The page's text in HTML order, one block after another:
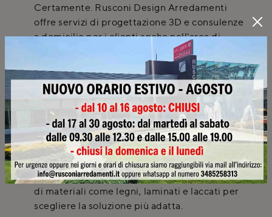
Certamente. Rusconi Design Arredamenti
offre servizi di progettazione 3D e consulenze
a domicilio per i clienti anche nell'area di
Como. Possono aiutarti a definire la divisione
interna con ripiani, cassetti e accessori.
Quali materiali possono essere scelti per le
ante di un armadio con 'Cornice Battente' del
marchio Pianca?
Sebbene i dettagli specifici dei materiali non
siano forniti, Pianca offre generalmente una
vasta gamma di finiture. Presso Rusconi
Design Arredamenti puoi visionare i campioni
di materiali come legni, laminati e laccati per
scegliere la soluzione più adatta.